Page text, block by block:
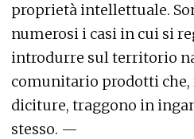
proprietà intellettuale.
numerosi i casi in cui si
introdurre sul territorio
comunitario prodotti
diciture, traggono in
stesso. —